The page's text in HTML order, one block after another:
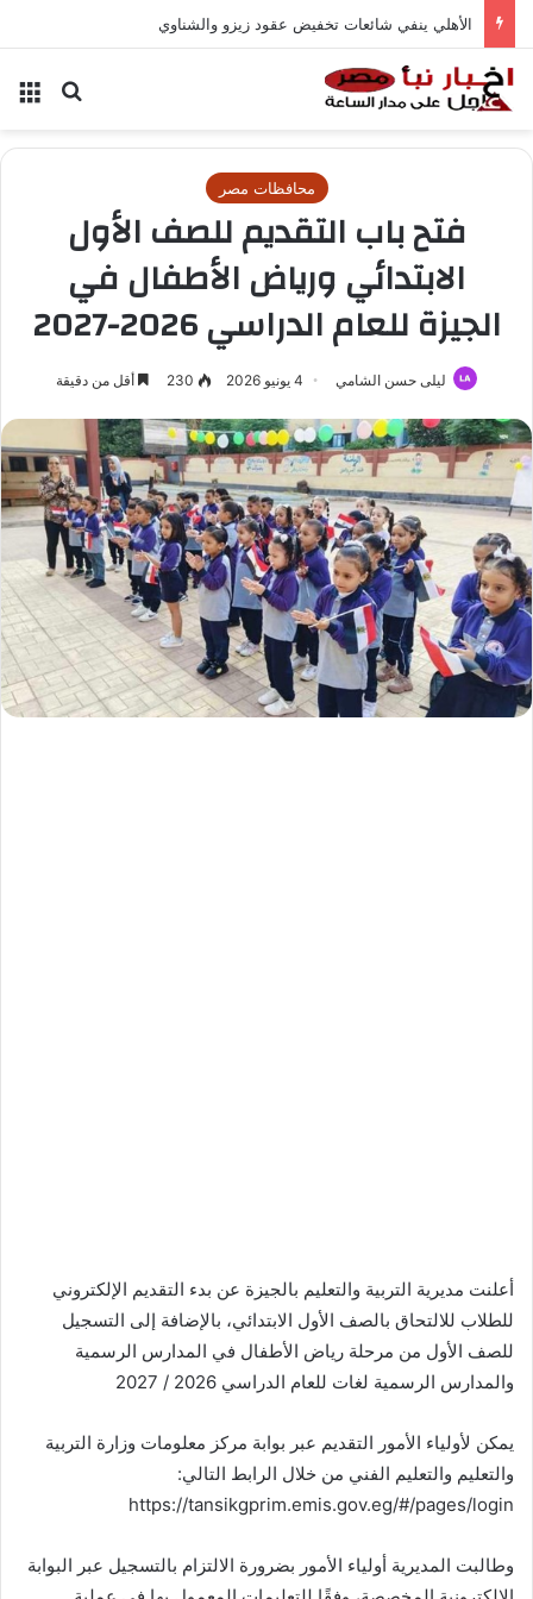
الأهلي ينفي شائعات تخفيض عقود زيزو والشناوي
بحث
محافظات مصر
فتح باب التقديم للصف الأول
الابتدائي ورياض الأطفال في
الجيزة للعام الدراسي 2026-2027
ليلى حسن الشامي 4 يونيو 2026 230 أقل من دقيقة
أعلنت مديرية التربية والتعليم بالجيزة عن بدء التقديم الإلكتروني
للطلاب للالتحاق بالصف الأول الابتدائي، بالإضافة إلى التسجيل
للصف الأول من مرحلة رياض الأطفال في المدارس الرسمية
والمدارس الرسمية لغات للعام الدراسي 2026 / 2027
يمكن لأولياء الأمور التقديم عبر بوابة مركز معلومات وزارة التربية
والتعليم والتعليم الفني من خلال الرابط التالي:
https://tansikgprim.emis.gov.eg/#/pages/login
وطالبت المديرية أولياء الأمور بضرورة الالتزام بالتسجيل عبر البوابة